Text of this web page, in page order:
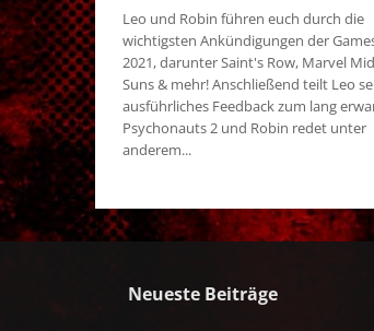
Leo und Robin führen euch durch die
wichtigsten Ankündigungen der
2021, darunter Saint's Row, Marvel
Suns & mehr! Anschließend teilt Leo
ausführliches Feedback zum lang
Psychonauts 2 und Robin redet unter
anderem...
Neueste Beiträge